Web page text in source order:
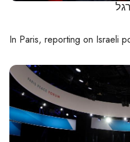
In Paris, reporting on Israeli